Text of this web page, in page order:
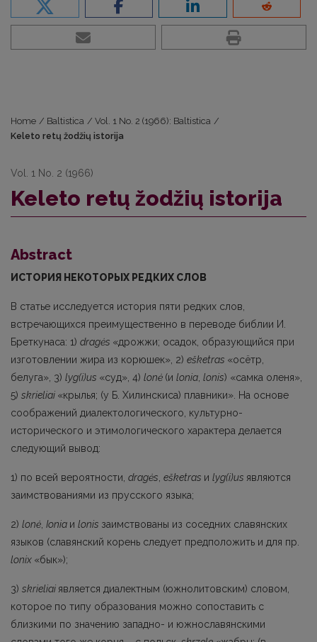
Home / Baltistica / Vol. 1 No. 2 (1966): Baltistica /
Keleto retų žodžių istorija
Vol. 1 No. 2 (1966)
Keleto retų žodžių istorija
Abstract
ИСТОРИЯ НЕКОТОРЫХ РЕДКИХ СЛОВ
В статье исследуется история пяти редких слов,
встречающихся преимущественно в переводе библии И.
Бреткунаса: 1) dragės «дрожжи; осадок, образующийся при
изготовлении жира из корюшек», 2) ešketras «осётр,
белуга», 3) lyg(i)us «суд», 4) lonė (и lonia lonis) «самка оленя»,
5) skrieliai «крылья; (у Б. Хилинскиса) плавники». Hа основе
соображений диалектологического, культурно-
исторического и этимологического характера делается
следующий вывод:
1) по всей вероятности, dragės ešketras и lyg(i)us являются
заимствованиями из прусского языка;
2) lonė Ionia и lonis заимствованы из соседних славянских
языков (славянский корень следует предположить и для пр.
lonix «бык»);
3) skrieliai является диалектным (южнолитовским) словом,
которое по типу образования можно сопоставить с
близкими по значению западно- и южнославянскими